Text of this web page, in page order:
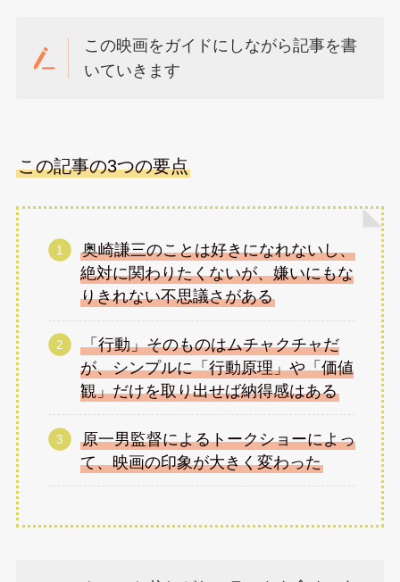
この映画をガイドにしながら記事を書
いていきます
この記事の3つの要点
奥崎謙三のことは好きになれないし、
絶対に関わりたくないが、嫌いにもな
りきれない不思議さがある
「行動」そのものはムチャクチャだ
が、シンプルに「行動原理」や「価値
観」だけを取り出せば納得感はある
原一男監督によるトークショーによっ
て、映画の印象が大きく変わった